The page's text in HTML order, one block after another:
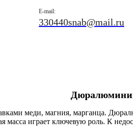
E-mail:
330440snab@mail.ru
меди, магния, марганца.
играет ключевую роль. К